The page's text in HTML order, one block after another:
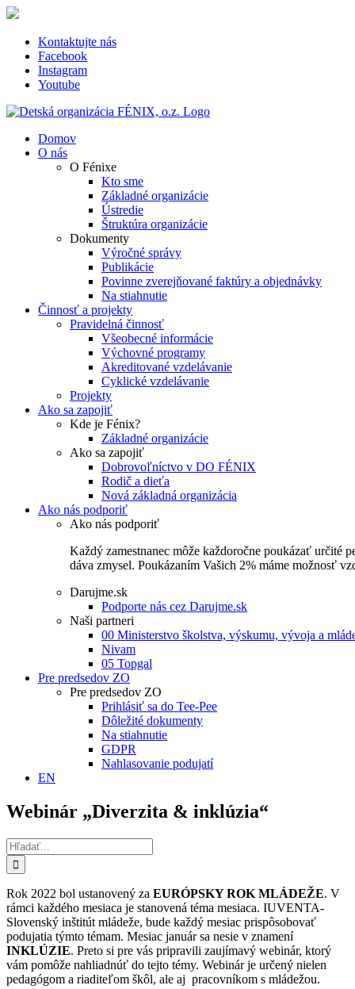
Skip
contentKontaktujte nás
Facebook
Instagram
Youtube
Domov
O nás
O Fénixe
Kto sme
Základné organizácie
Ústredie
Štruktúra organizácie
Dokumenty
Výročné správy
Publikácie
Povinne zverejňované faktúry a objednávky
Na stiahnutie
Činnosť a projekty
Pravidelná činnosť
Všeobecné informácie
Výchovné programy
Akreditované vzdelávanie
Cyklické vzdelávanie
Projekty
Ako sa zapojiť
Kde je Fénix?
Základné organizácie
Ako sa zapojiť
Dobrovoľníctvo v DO FÉNIX
Rodič a dieťa
Nová základná organizácia
Ako nás podporiť
Ako nás podporiť
Každý zamestnanec môže každoročne poukázať určité
dáva zmysel. Poukázaním Vašich 2% máme možnosť
Darujme.sk
Podporte nás cez Darujme.sk
Naši partneri
00 Ministerstvo školstva, výskumu, vývoja a
Nivam
05 Topgal
Pre predsedov ZO
Pre predsedov ZO
Prihlásiť sa do Tee-Pee
Dôležité dokumenty
Na stiahnutie
GDPR
Nahlasovanie podujatí
EN
Webinár „Diverzita & inklúzia“
Hľadať:
Rok 2022 bol ustanovený za EURÓPSKY ROK MLÁDEŽE. V
rámci každého mesiaca je stanovená téma mesiaca. IUVENTA-
Slovenský inštitút mládeže, bude každý mesiac prispôsobovať
podujatia týmto témam. Mesiac január sa nesie v znamení
INKLÚZIE. Preto si pre vás pripravili zaujímavý webinár, ktorý
vám pomôže nahliadnúť do tejto témy. Webinár je určený nielen
pedagógom a riaditeľom škôl, ale aj pracovníkom s mládežou.